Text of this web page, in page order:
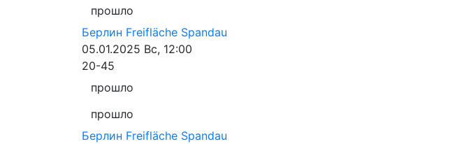
прошло
Берлин Freifläche Spandau
05.01.2025 Вс, 12:00
20-45
прошло
прошло
Берлин Freifläche Spandau